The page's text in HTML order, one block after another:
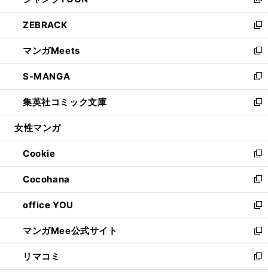
開
く
ウ
で
開
く
ン
ド
ウ
で
開
く
ウ
ィ
ン
ド
ウ
で
開
く
し
い
ウ
ィ
ン
ド
ウ
で
開
ZEBRACK
新
し
い
ウ
ィ
ン
ド
ウ
開
く
マンガMeets
新
し
い
ウ
ィ
ン
ウ
で
開
く
S-MANGA
新
し
い
ウ
ン
ド
ウ
で
開
く
集英社コミック文庫
新
し
ウ
ィ
ン
ド
ウ
で
開
く
女性マンガ
Cookie
新
し
い
ウ
ィ
ン
ド
ウ
で
開
Cocohana
新
し
い
ウ
ィ
ン
ド
ウ
office YOU
新
し
い
ウ
ィ
ン
マンガMee公式サイト
新
し
い
ウ
リマコミ
新
し